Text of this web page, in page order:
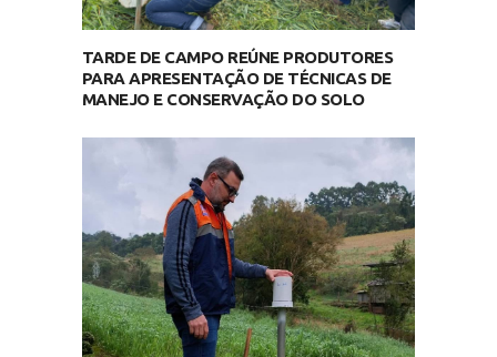
TARDE DE CAMPO REÚNE PRODUTORES
PARA APRESENTAÇÃO DE TÉCNICAS DE
MANEJO E CONSERVAÇÃO DO SOLO